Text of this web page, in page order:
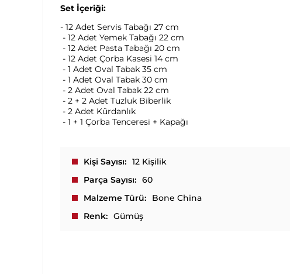
Set İçeriği:
- 12 Adet Servis Tabağı 27 cm
- 12 Adet Yemek Tabağı 22 cm
- 12 Adet Pasta Tabağı 20 cm
- 12 Adet Çorba Kasesi 14 cm
- 1 Adet Oval Tabak 35 cm
- 1 Adet Oval Tabak 30 cm
- 2 Adet Oval Tabak 22 cm
- 2 + 2 Adet Tuzluk Biberlik
- 2 Adet Kürdanlık
- 1 + 1 Çorba Tenceresi + Kapağı
Kişi Sayısı
12 Kişilik
Parça Sayısı
60
Malzeme Türü
Bone China
Renk
Gümüş